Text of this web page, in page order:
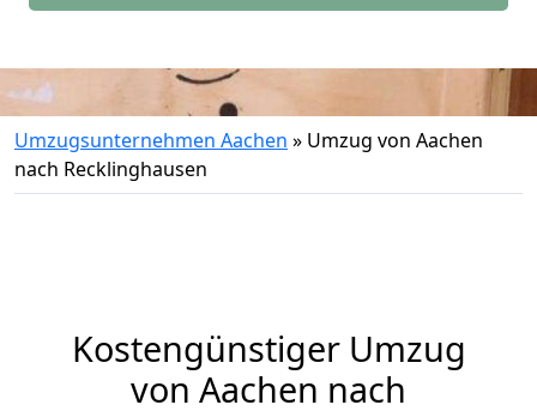
Umzugsunternehmen Aachen » Umzug von Aachen
nach Recklinghausen
Kostengünstiger Umzug
von Aachen nach